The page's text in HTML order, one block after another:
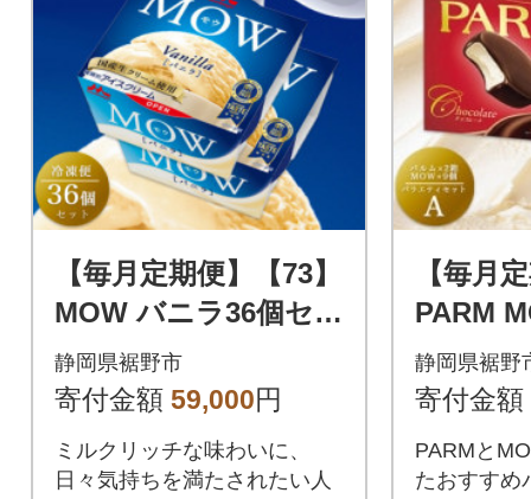
【毎月定期便】【73】
MOW バニラ36個セッ
ト全2回
静岡県裾野市
寄付金額 59,000円
ミルクリッチな味わいに、
日々気持ちを満たされたい人
【毎月
PARM
ィセッ
静岡県裾野
寄付金額
PARMと
たおすすめ